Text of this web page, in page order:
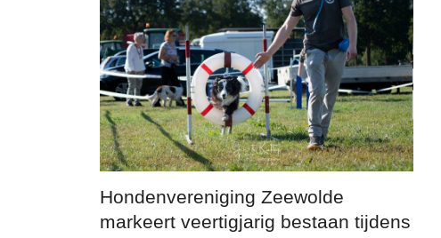
Hondenvereniging Zeewolde
markeert veertigjarig bestaan tijdens